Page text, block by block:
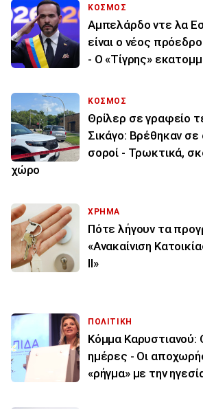
ΚΟΣΜΟΣ
Αμπελάρδο ντε λα
είναι ο νέος
- Ο «Τίγρης»
ΚΟΣΜΟΣ
Θρίλερ σε γραφείο
Σικάγο: Βρέθηκαν
σοροί - Τρωκτικά,
χώρο
ΧΡΗΜΑ
Πότε λήγουν τα
«Ανακαίνιση
ΙΙ»
ΠΟΛΙΤΙΚΗ
Κόμμα Καρυστιανού:
ημέρες - Οι
«ρήγμα» με την